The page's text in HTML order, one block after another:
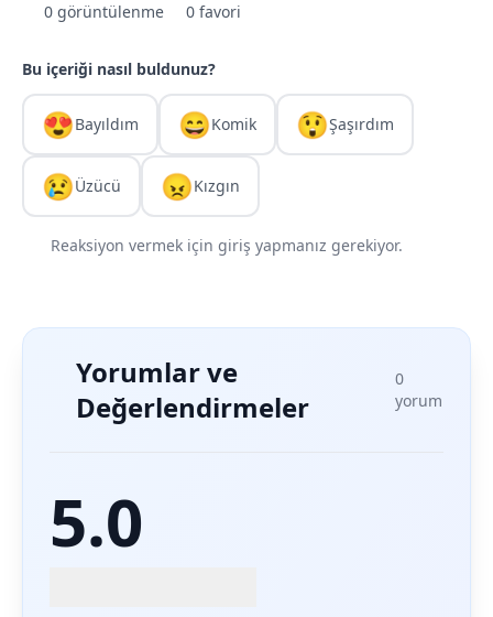
0 görüntülenme 0 favori
Bu içeriği nasıl buldunuz?
😍Bayıldım 😄Komik 😲Şaşırdım
😢Üzücü 😠Kızgın
Reaksiyon vermek için giriş yapmanız gerekiyor.
Yorumlar ve
Değerlendirmeler
0
yorum
5.0